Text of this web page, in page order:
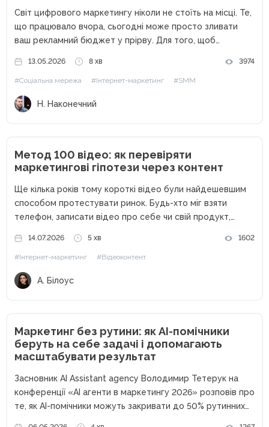
Світ цифрового маркетингу ніколи не стоїть на місці. Те,
що працювало вчора, сьогодні може просто зливати
ваш рекламний бюджет у прірву. Для того, щоб
ліди та масштабувати бізнес, інтернет-маркетологу
критично важливо тримати руку на пульсі статистичних...
13.05.2026 8 хв 3974
#Соціальна мережа #Інтернет-маркетинг #SMM
Н. Наконечний
Метод 100 відео: як перевіряти
маркетингові гіпотези через контент
Ще кілька років тому короткі відео були найдешевшим
способом протестувати ринок. Будь-хто міг взяти
телефон, записати відео про себе чи свій продукт,
перших клієнтів. Сьогодні ситуація кардинально
змінилася. Кількість контенту зросла в рази,...
14.07.2026 5 хв 1602
#Інтернет-маркетинг #Відеоконтент
А. Білоус
Маркетинг без рутини: як AI-помічники
беруть на себе задачі і допомагають
масштабувати результат
Засновник AI Assistant agency Володимир Тетерук на
конференції «AI агенти в маркетингу 2026» розповів про
те, як AI-помічники можуть закривати до 50% рутинних